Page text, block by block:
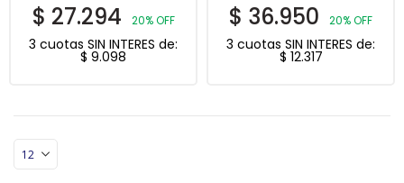
$ 27.294 20% OFF
3 cuotas SIN INTERES de:
$ 9.098
$ 36.950 20% OFF
3 cuotas SIN INTERES de:
$ 12.317